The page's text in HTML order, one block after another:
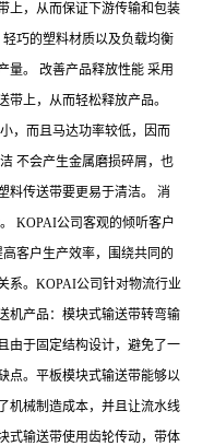
上，从而保证下游传输和包装
巧的塑料材质以及负载均衡
量。 改善产品释放性能 采用
上，从而轻松释放产品。
，而且马达功率较低，因而
不会产生金属磨损碎屑，也
料传送带要更易于清洁。 消
KOPAI公司客观的倾听客户
客户生产效率，围绕共同的
系。KOPAI公司针对物流行业
机产品：模块式输送带转弯输
由于固定结构设计，避免了一
点。平板模块式输送带能够以
机械制造成本，并且让流水线
式输送带使用齿轮传动，带体